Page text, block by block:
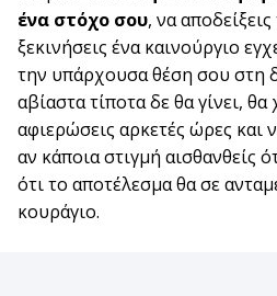
ένα στόχο σου, να
ξεκινήσεις ένα καινούργιο
την υπάρχουσα θέση σου στη
αβίαστα τίποτα δε θα γίνει, θα
αφιερώσεις αρκετές ώρες και
αν κάποια στιγμή αισθανθείς
ότι το αποτέλεσμα θα σε
κουράγιο.